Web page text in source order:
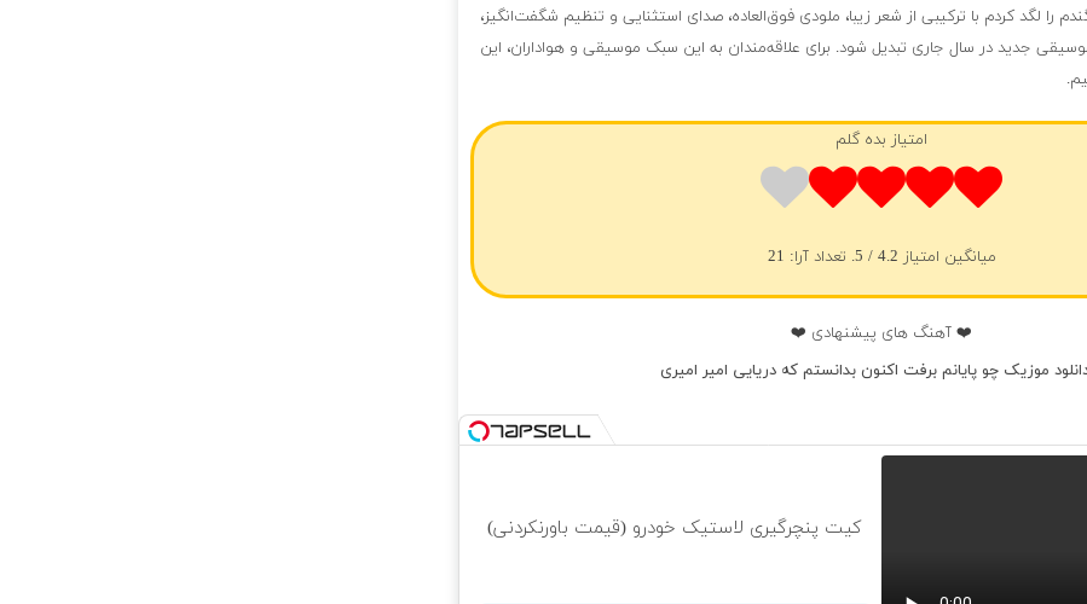
را لگد کردم با ترکیبی از شعر زیبا، ملودی فوق‌العاده، صدای استثنایی و تنظیم شگفت‌انگیز،
جدید در سال جاری تبدیل شود. برای علاقه‌مندان به این سبک موسیقی و هواداران، این
امتیاز بده گلم
میانگین امتیاز 4.2 / 5. تعداد آرا: 21
❤️ آهنگ های پیشنهادی ❤️
موزیک چو پایانم برفت اکنون بدانستم که دریایی امیر امیری
کیت پنچرگیری لاستیک خودرو (قیمت باورنکردنی)